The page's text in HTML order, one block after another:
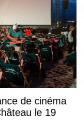
de cinéma
le 19